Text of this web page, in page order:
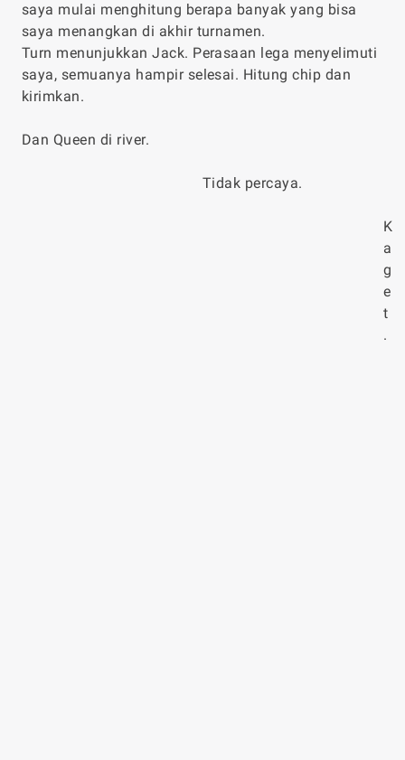
saya mulai menghitung berapa banyak yang bisa
saya menangkan di akhir turnamen.
Turn menunjukkan Jack. Perasaan lega menyelimuti
saya, semuanya hampir selesai. Hitung chip dan
kirimkan.
Dan Queen di river.
Tidak percaya.
K
a
g
e
t
.